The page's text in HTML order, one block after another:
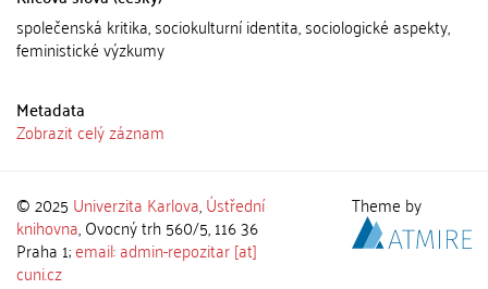
společenská kritika, sociokulturní identita, sociologické aspekty,
feministické výzkumy
Metadata
Zobrazit celý záznam
© 2025 Univerzita Karlova,Ústřední
knihovna, Ovocný trh 560/5, 116 36
Praha 1;email: admin-repozitar [at]
cuni.cz
Theme by